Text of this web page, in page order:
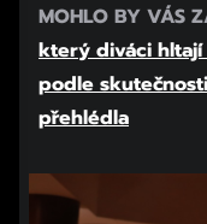
MOHLO BY VÁS
který diváci hltají
podle
přehlédla